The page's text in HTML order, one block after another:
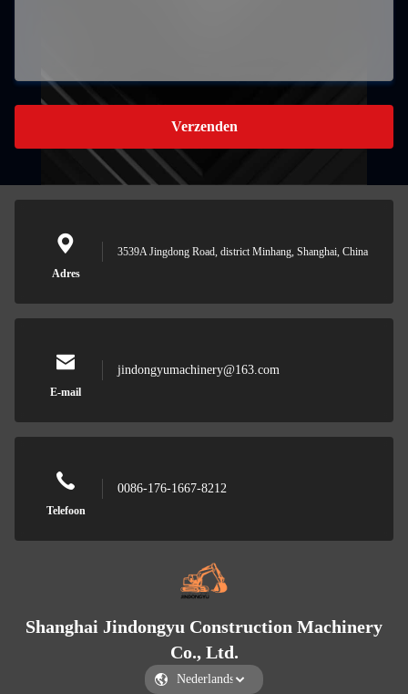
Verzenden
Adres
3539A Jingdong Road, district Minhang, Shanghai, China
E-mail
jindongyumachinery@163.com
Telefoon
0086-176-1667-8212
Shanghai Jindongyu Construction Machinery
Co., Ltd.